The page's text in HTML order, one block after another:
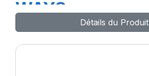
WAYS
Détails du Produit